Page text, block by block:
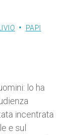
PAPI
lo ha
incentrata
e sul